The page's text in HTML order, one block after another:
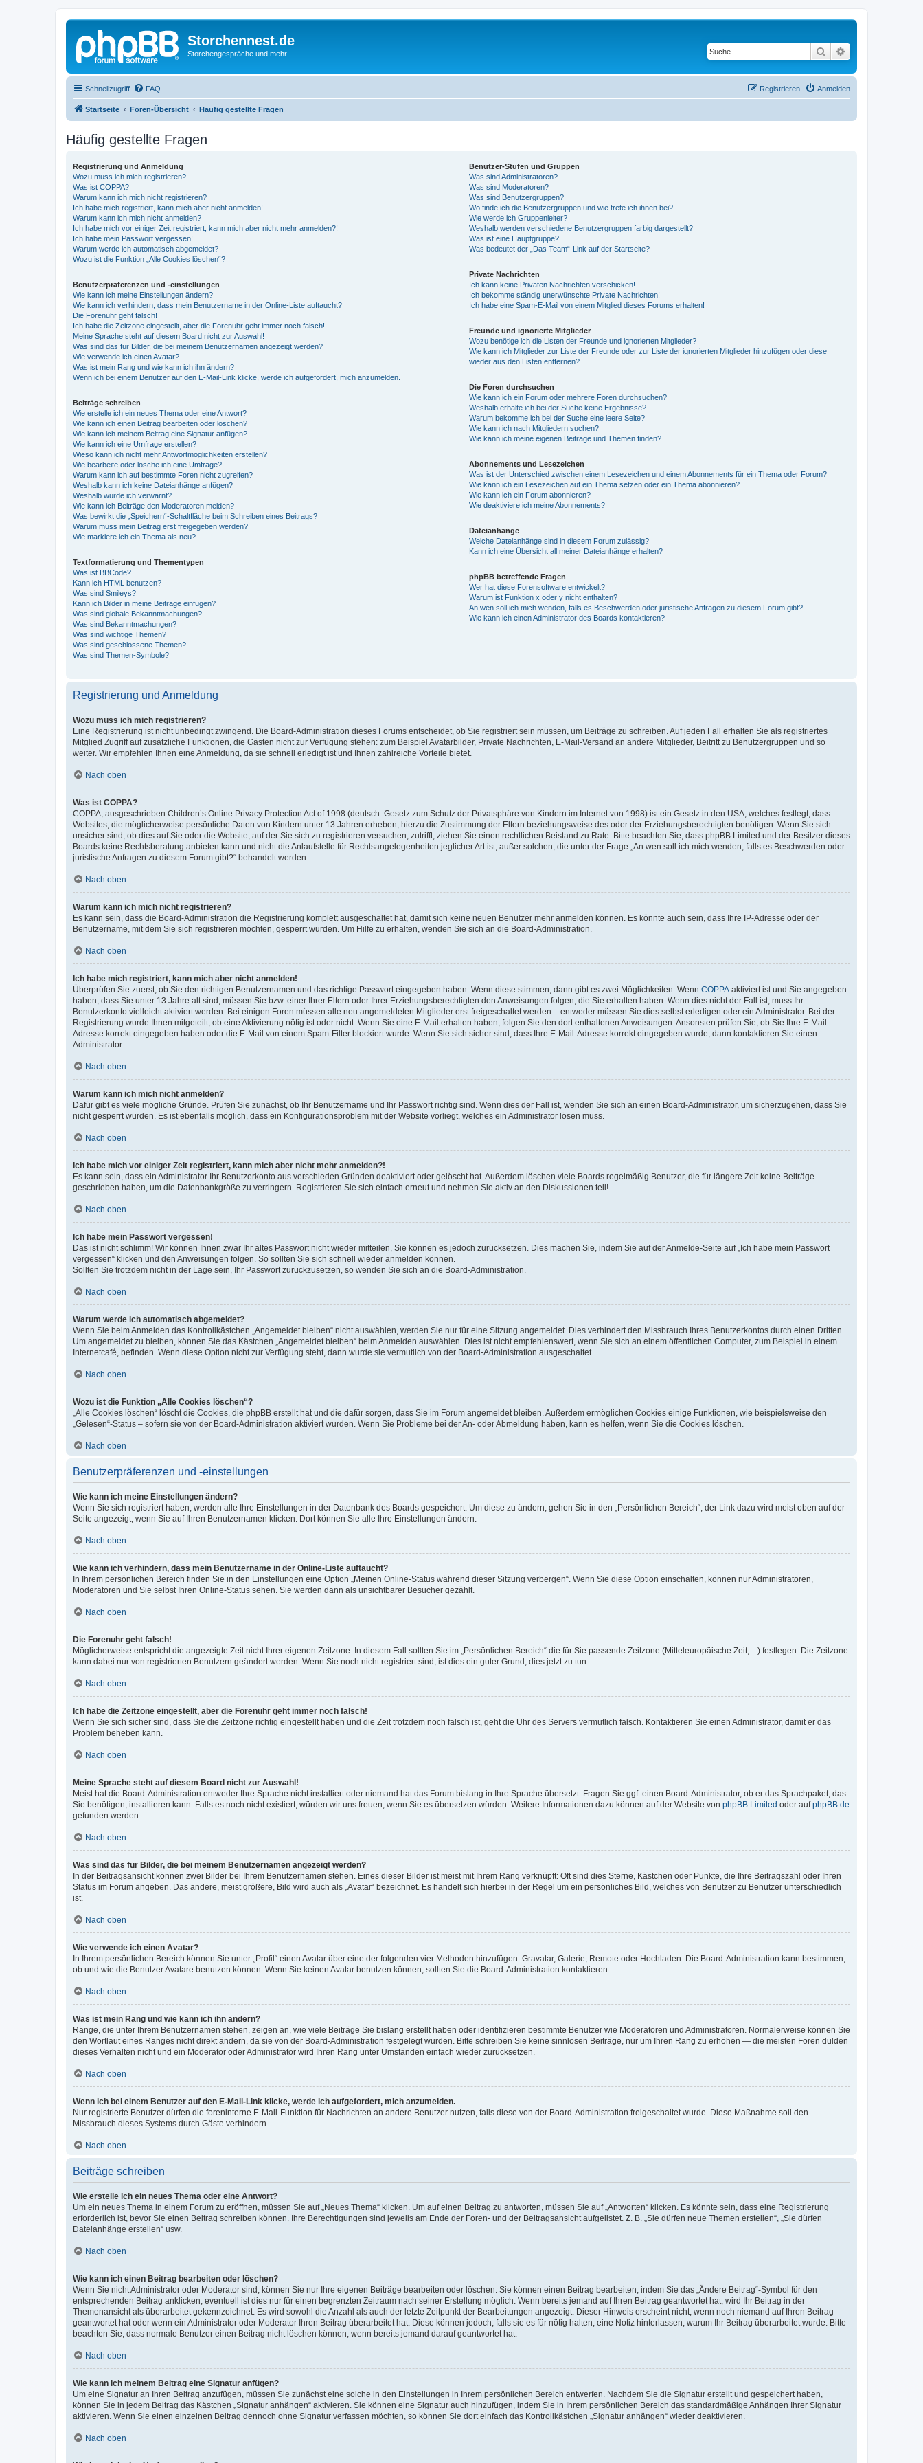
Storchennest.de
Storchengespräche und mehr Suche
Schnellzugriff FAQ Anmelden
Registrieren
Startseite Foren-Übersicht Häufig gestellte Fragen
Häufig gestellte Fragen
Registrierung und Anmeldung
Wozu muss ich mich registrieren?
Was ist COPPA?
Warum kann ich mich nicht registrieren?
Ich habe mich registriert, kann mich aber nicht anmelden!
Warum kann ich mich nicht anmelden?
Ich habe mich vor einiger Zeit registriert, kann mich aber nicht mehr anmelden?!
Ich habe mein Passwort vergessen!
Warum werde ich automatisch abgemeldet?
Wozu ist die Funktion „Alle Cookies löschen“?
Benutzerpräferenzen und -einstellungen
Wie kann ich meine Einstellungen ändern?
Wie kann ich verhindern, dass mein Benutzername in der Online-Liste auftaucht?
Die Forenuhr geht falsch!
Ich habe die Zeitzone eingestellt, aber die Forenuhr geht immer noch falsch!
Meine Sprache steht auf diesem Board nicht zur Auswahl!
Was sind das für Bilder, die bei meinem Benutzernamen angezeigt werden?
Wie verwende ich einen Avatar?
Was ist mein Rang und wie kann ich ihn ändern?
Wenn ich bei einem Benutzer auf den E-Mail-Link klicke, werde ich aufgefordert, mich anzumelden.
Beiträge schreiben
Wie erstelle ich ein neues Thema oder eine Antwort?
Wie kann ich einen Beitrag bearbeiten oder löschen?
Wie kann ich meinem Beitrag eine Signatur anfügen?
Wie kann ich eine Umfrage erstellen?
Wieso kann ich nicht mehr Antwortmöglichkeiten erstellen?
Wie bearbeite oder lösche ich eine Umfrage?
Warum kann ich auf bestimmte Foren nicht zugreifen?
Weshalb kann ich keine Dateianhänge anfügen?
Weshalb wurde ich verwarnt?
Wie kann ich Beiträge den Moderatoren melden?
Was bewirkt die „Speichern“-Schaltfläche beim Schreiben eines Beitrags?
Warum muss mein Beitrag erst freigegeben werden?
Wie markiere ich ein Thema als neu?
Textformatierung und Thementypen
Was ist BBCode?
Kann ich HTML benutzen?
Was sind Smileys?
Kann ich Bilder in meine Beiträge einfügen?
Was sind globale Bekanntmachungen?
Was sind Bekanntmachungen?
Was sind wichtige Themen?
Was sind geschlossene Themen?
Was sind Themen-Symbole?
Benutzer-Stufen und Gruppen
Was sind Administratoren?
Was sind Moderatoren?
Was sind Benutzergruppen?
Wo finde ich die Benutzergruppen und wie trete ich ihnen bei?
Wie werde ich Gruppenleiter?
Weshalb werden verschiedene Benutzergruppen farbig dargestellt?
Was ist eine Hauptgruppe?
Was bedeutet der „Das Team“-Link auf der Startseite?
Private Nachrichten
Ich kann keine Privaten Nachrichten verschicken!
Ich bekomme ständig unerwünschte Private Nachrichten!
Ich habe eine Spam-E-Mail von einem Mitglied dieses Forums erhalten!
Freunde und ignorierte Mitglieder
Wozu benötige ich die Listen der Freunde und ignorierten Mitglieder?
Wie kann ich Mitglieder zur Liste der Freunde oder zur Liste der ignorierten Mitglieder hinzufügen oder diese
wieder aus den Listen entfernen?
Die Foren durchsuchen
Wie kann ich ein Forum oder mehrere Foren durchsuchen?
Weshalb erhalte ich bei der Suche keine Ergebnisse?
Warum bekomme ich bei der Suche eine leere Seite?
Wie kann ich nach Mitgliedern suchen?
Wie kann ich meine eigenen Beiträge und Themen finden?
Abonnements und Lesezeichen
Was ist der Unterschied zwischen einem Lesezeichen und einem Abonnements für ein Thema oder Forum?
Wie kann ich ein Lesezeichen auf ein Thema setzen oder ein Thema abonnieren?
Wie kann ich ein Forum abonnieren?
Wie deaktiviere ich meine Abonnements?
Dateianhänge
Welche Dateianhänge sind in diesem Forum zulässig?
Kann ich eine Übersicht all meiner Dateianhänge erhalten?
phpBB betreffende Fragen
Wer hat diese Forensoftware entwickelt?
Warum ist Funktion x oder y nicht enthalten?
An wen soll ich mich wenden, falls es Beschwerden oder juristische Anfragen zu diesem Forum gibt?
Wie kann ich einen Administrator des Boards kontaktieren?
Registrierung und Anmeldung
Wozu muss ich mich registrieren?
Eine Registrierung ist nicht unbedingt zwingend. Die Board-Administration dieses Forums entscheidet, ob Sie registriert sein müssen, um Beiträge zu schreiben. Auf jeden Fall erhalten Sie als registriertes
Mitglied Zugriff auf zusätzliche Funktionen, die Gästen nicht zur Verfügung stehen: zum Beispiel Avatarbilder, Private Nachrichten, E-Mail-Versand an andere Mitglieder, Beitritt zu Benutzergruppen und so
weiter. Wir empfehlen Ihnen eine Anmeldung, da sie schnell erledigt ist und Ihnen zahlreiche Vorteile bietet.
Nach oben
Was ist COPPA?
COPPA, ausgeschrieben Children’s Online Privacy Protection Act of 1998 (deutsch: Gesetz zum Schutz der Privatsphäre von Kindern im Internet von 1998) ist ein Gesetz in den USA, welches festlegt, dass
Websites, die möglicherweise persönliche Daten von Kindern unter 13 Jahren erheben, hierzu die Zustimmung der Eltern beziehungsweise des oder der Erziehungsberechtigten benötigen. Wenn Sie sich
unsicher sind, ob dies auf Sie oder die Website, auf der Sie sich zu registrieren versuchen, zutrifft, ziehen Sie einen rechtlichen Beistand zu Rate. Bitte beachten Sie, dass phpBB Limited und der Besitzer dieses
Boards keine Rechtsberatung anbieten kann und nicht die Anlaufstelle für Rechtsangelegenheiten jeglicher Art ist; außer solchen, die unter der Frage „An wen soll ich mich wenden, falls es Beschwerden oder
juristische Anfragen zu diesem Forum gibt?“ behandelt werden.
Nach oben
Warum kann ich mich nicht registrieren?
Es kann sein, dass die Board-Administration die Registrierung komplett ausgeschaltet hat, damit sich keine neuen Benutzer mehr anmelden können. Es könnte auch sein, dass Ihre IP-Adresse oder der
Benutzername, mit dem Sie sich registrieren möchten, gesperrt wurden. Um Hilfe zu erhalten, wenden Sie sich an die Board-Administration.
Nach oben
Ich habe mich registriert, kann mich aber nicht anmelden!
Überprüfen Sie zuerst, ob Sie den richtigen Benutzernamen und das richtige Passwort eingegeben haben. Wenn diese stimmen, dann gibt es zwei Möglichkeiten. Wenn COPPA aktiviert ist und Sie angegeben
haben, dass Sie unter 13 Jahre alt sind, müssen Sie bzw. einer Ihrer Eltern oder Ihrer Erziehungsberechtigten den Anweisungen folgen, die Sie erhalten haben. Wenn dies nicht der Fall ist, muss Ihr
Benutzerkonto vielleicht aktiviert werden. Bei einigen Foren müssen alle neu angemeldeten Mitglieder erst freigeschaltet werden – entweder müssen Sie dies selbst erledigen oder ein Administrator. Bei der
Registrierung wurde Ihnen mitgeteilt, ob eine Aktivierung nötig ist oder nicht. Wenn Sie eine E-Mail erhalten haben, folgen Sie den dort enthaltenen Anweisungen. Ansonsten prüfen Sie, ob Sie Ihre E-Mail-
Adresse korrekt eingegeben haben oder die E-Mail von einem Spam-Filter blockiert wurde. Wenn Sie sich sicher sind, dass Ihre E-Mail-Adresse korrekt eingegeben wurde, dann kontaktieren Sie einen
Administrator.
Nach oben
Warum kann ich mich nicht anmelden?
Dafür gibt es viele mögliche Gründe. Prüfen Sie zunächst, ob Ihr Benutzername und Ihr Passwort richtig sind. Wenn dies der Fall ist, wenden Sie sich an einen Board-Administrator, um sicherzugehen, dass Sie
nicht gesperrt wurden. Es ist ebenfalls möglich, dass ein Konfigurationsproblem mit der Website vorliegt, welches ein Administrator lösen muss.
Nach oben
Ich habe mich vor einiger Zeit registriert, kann mich aber nicht mehr anmelden?!
Es kann sein, dass ein Administrator Ihr Benutzerkonto aus verschieden Gründen deaktiviert oder gelöscht hat. Außerdem löschen viele Boards regelmäßig Benutzer, die für längere Zeit keine Beiträge
geschrieben haben, um die Datenbankgröße zu verringern. Registrieren Sie sich einfach erneut und nehmen Sie aktiv an den Diskussionen teil!
Nach oben
Ich habe mein Passwort vergessen!
Das ist nicht schlimm! Wir können Ihnen zwar Ihr altes Passwort nicht wieder mitteilen, Sie können es jedoch zurücksetzen. Dies machen Sie, indem Sie auf der Anmelde-Seite auf „Ich habe mein Passwort
vergessen“ klicken und den Anweisungen folgen. So sollten Sie sich schnell wieder anmelden können.
Sollten Sie trotzdem nicht in der Lage sein, Ihr Passwort zurückzusetzen, so wenden Sie sich an die Board-Administration.
Nach oben
Warum werde ich automatisch abgemeldet?
Wenn Sie beim Anmelden das Kontrollkästchen „Angemeldet bleiben“ nicht auswählen, werden Sie nur für eine Sitzung angemeldet. Dies verhindert den Missbrauch Ihres Benutzerkontos durch einen Dritten.
Um angemeldet zu bleiben, können Sie das Kästchen „Angemeldet bleiben“ beim Anmelden auswählen. Dies ist nicht empfehlenswert, wenn Sie sich an einem öffentlichen Computer, zum Beispiel in einem
Internetcafé, befinden. Wenn diese Option nicht zur Verfügung steht, dann wurde sie vermutlich von der Board-Administration ausgeschaltet.
Nach oben
Wozu ist die Funktion „Alle Cookies löschen“?
„Alle Cookies löschen“ löscht die Cookies, die phpBB erstellt hat und die dafür sorgen, dass Sie im Forum angemeldet bleiben. Außerdem ermöglichen Cookies einige Funktionen, wie beispielsweise den
„Gelesen“-Status – sofern sie von der Board-Administration aktiviert wurden. Wenn Sie Probleme bei der An- oder Abmeldung haben, kann es helfen, wenn Sie die Cookies löschen.
Nach oben
Benutzerpräferenzen und -einstellungen
Wie kann ich meine Einstellungen ändern?
Wenn Sie sich registriert haben, werden alle Ihre Einstellungen in der Datenbank des Boards gespeichert. Um diese zu ändern, gehen Sie in den „Persönlichen Bereich“; der Link dazu wird meist oben auf der
Seite angezeigt, wenn Sie auf Ihren Benutzernamen klicken. Dort können Sie alle Ihre Einstellungen ändern.
Nach oben
Wie kann ich verhindern, dass mein Benutzername in der Online-Liste auftaucht?
In Ihrem persönlichen Bereich finden Sie in den Einstellungen eine Option „Meinen Online-Status während dieser Sitzung verbergen“. Wenn Sie diese Option einschalten, können nur Administratoren,
Moderatoren und Sie selbst Ihren Online-Status sehen. Sie werden dann als unsichtbarer Besucher gezählt.
Nach oben
Die Forenuhr geht falsch!
Möglicherweise entspricht die angezeigte Zeit nicht Ihrer eigenen Zeitzone. In diesem Fall sollten Sie im „Persönlichen Bereich“ die für Sie passende Zeitzone (Mitteleuropäische Zeit, ...) festlegen. Die Zeitzone
kann dabei nur von registrierten Benutzern geändert werden. Wenn Sie noch nicht registriert sind, ist dies ein guter Grund, dies jetzt zu tun.
Nach oben
Ich habe die Zeitzone eingestellt, aber die Forenuhr geht immer noch falsch!
Wenn Sie sich sicher sind, dass Sie die Zeitzone richtig eingestellt haben und die Zeit trotzdem noch falsch ist, geht die Uhr des Servers vermutlich falsch. Kontaktieren Sie einen Administrator, damit er das
Problem beheben kann.
Nach oben
Meine Sprache steht auf diesem Board nicht zur Auswahl!
Meist hat die Board-Administration entweder Ihre Sprache nicht installiert oder niemand hat das Forum bislang in Ihre Sprache übersetzt. Fragen Sie ggf. einen Board-Administrator, ob er das Sprachpaket, das
Sie benötigen, installieren kann. Falls es noch nicht existiert, würden wir uns freuen, wenn Sie es übersetzen würden. Weitere Informationen dazu können auf der Website von phpBB Limited oder aufphpBB.de
gefunden werden.
Nach oben
Was sind das für Bilder, die bei meinem Benutzernamen angezeigt werden?
In der Beitragsansicht können zwei Bilder bei Ihrem Benutzernamen stehen. Eines dieser Bilder ist meist mit Ihrem Rang verknüpft: Oft sind dies Sterne, Kästchen oder Punkte, die Ihre Beitragszahl oder Ihren
Status im Forum angeben. Das andere, meist größere, Bild wird auch als „Avatar“ bezeichnet. Es handelt sich hierbei in der Regel um ein persönliches Bild, welches von Benutzer zu Benutzer unterschiedlich
ist.
Nach oben
Wie verwende ich einen Avatar?
In Ihrem persönlichen Bereich können Sie unter „Profil“ einen Avatar über eine der folgenden vier Methoden hinzufügen: Gravatar, Galerie, Remote oder Hochladen. Die Board-Administration kann bestimmen,
ob und wie die Benutzer Avatare benutzen können. Wenn Sie keinen Avatar benutzen können, sollten Sie die Board-Administration kontaktieren.
Nach oben
Was ist mein Rang und wie kann ich ihn ändern?
Ränge, die unter Ihrem Benutzernamen stehen, zeigen an, wie viele Beiträge Sie bislang erstellt haben oder identifizieren bestimmte Benutzer wie Moderatoren und Administratoren. Normalerweise können Sie
den Wortlaut eines Ranges nicht direkt ändern, da sie von der Board-Administration festgelegt wurden. Bitte schreiben Sie keine sinnlosen Beiträge, nur um Ihren Rang zu erhöhen — die meisten Foren dulden
dieses Verhalten nicht und ein Moderator oder Administrator wird Ihren Rang unter Umständen einfach wieder zurücksetzen.
Nach oben
Wenn ich bei einem Benutzer auf den E-Mail-Link klicke, werde ich aufgefordert, mich anzumelden.
Nur registrierte Benutzer dürfen die foreninterne E-Mail-Funktion für Nachrichten an andere Benutzer nutzen, falls diese von der Board-Administration freigeschaltet wurde. Diese Maßnahme soll den
Missbrauch dieses Systems durch Gäste verhindern.
Nach oben
Beiträge schreiben
Wie erstelle ich ein neues Thema oder eine Antwort?
Um ein neues Thema in einem Forum zu eröffnen, müssen Sie auf „Neues Thema“ klicken. Um auf einen Beitrag zu antworten, müssen Sie auf „Antworten“ klicken. Es könnte sein, dass eine Registrierung
erforderlich ist, bevor Sie einen Beitrag schreiben können. Ihre Berechtigungen sind jeweils am Ende der Foren- und der Beitragsansicht aufgelistet. Z. B. „Sie dürfen neue Themen erstellen“, „Sie dürfen
Dateianhänge erstellen“ usw.
Nach oben
Wie kann ich einen Beitrag bearbeiten oder löschen?
Wenn Sie nicht Administrator oder Moderator sind, können Sie nur Ihre eigenen Beiträge bearbeiten oder löschen. Sie können einen Beitrag bearbeiten, indem Sie das „Ändere Beitrag“-Symbol für den
entsprechenden Beitrag anklicken; eventuell ist dies nur für einen begrenzten Zeitraum nach seiner Erstellung möglich. Wenn bereits jemand auf Ihren Beitrag geantwortet hat, wird Ihr Beitrag in der
Themenansicht als überarbeitet gekennzeichnet. Es wird sowohl die Anzahl als auch der letzte Zeitpunkt der Bearbeitungen angezeigt. Dieser Hinweis erscheint nicht, wenn noch niemand auf Ihren Beitrag
geantwortet hat oder wenn ein Administrator oder Moderator Ihren Beitrag überarbeitet hat. Diese können jedoch, falls sie es für nötig halten, eine Notiz hinterlassen, warum Ihr Beitrag überarbeitet wurde. Bitte
beachten Sie, dass normale Benutzer einen Beitrag nicht löschen können, wenn bereits jemand darauf geantwortet hat.
Nach oben
Wie kann ich meinem Beitrag eine Signatur anfügen?
Um eine Signatur an Ihren Beitrag anzufügen, müssen Sie zunächst eine solche in den Einstellungen in Ihrem persönlichen Bereich entwerfen. Nachdem Sie die Signatur erstellt und gespeichert haben,
können Sie in jedem Beitrag das Kästchen „Signatur anhängen“ aktivieren. Sie können eine Signatur auch hinzufügen, indem Sie in Ihrem persönlichen Bereich das standardmäßige Anhängen Ihrer Signatur
aktivieren. Wenn Sie einen einzelnen Beitrag dennoch ohne Signatur verfassen möchten, so können Sie dort einfach das Kontrollkästchen „Signatur anhängen“ wieder deaktivieren.
Nach oben